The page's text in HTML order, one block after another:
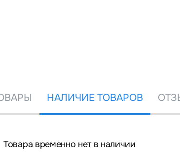
НАЛИЧИЕ ТОВАРОВ
Товара временно нет в наличии